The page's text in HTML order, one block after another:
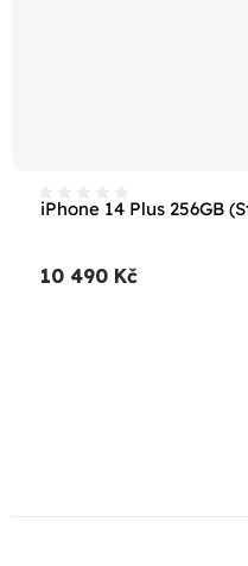
iPhone 14 Plus 256GB
10 490 Kč